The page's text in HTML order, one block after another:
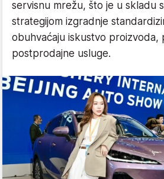
servisnu mrežu, što je u skladu
strategijom izgradnje
obuhvaćaju iskustvo proizvoda,
postprodajne usluge.